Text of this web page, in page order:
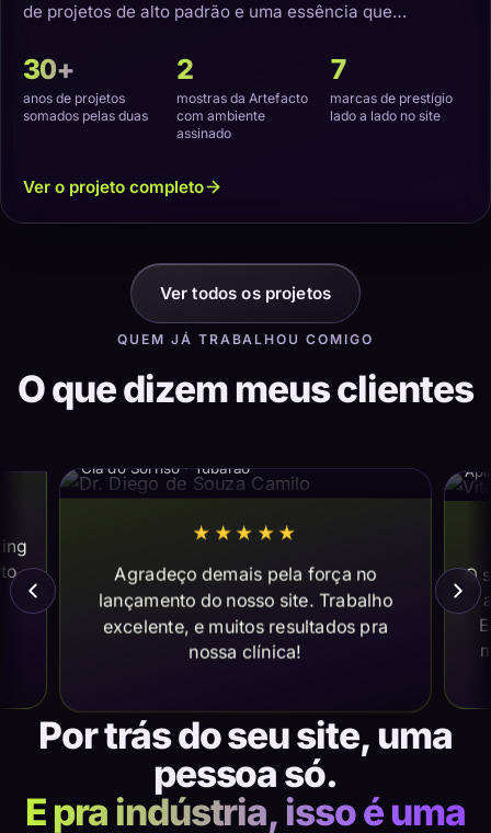
de projetos de alto padrão e uma essência que
30+
anos de projetos
somados pelas duas
2
mostras da Artefacto
com ambiente
assinado
7
marcas de prestígio
lado a lado no site
Ver o projeto completo
Ver todos os projetos
QUEM JÁ TRABALHOU COMIGO
O que dizem meus clientes
Cia do Sorriso · Tubarão
★★★★★
Agradeço demais pela força no
lançamento do nosso site. Trabalho
excelente, e muitos resultados pra
nossa clínica!
O
Por trás do seu site, uma
pessoa só.
E pra indústria, isso é uma